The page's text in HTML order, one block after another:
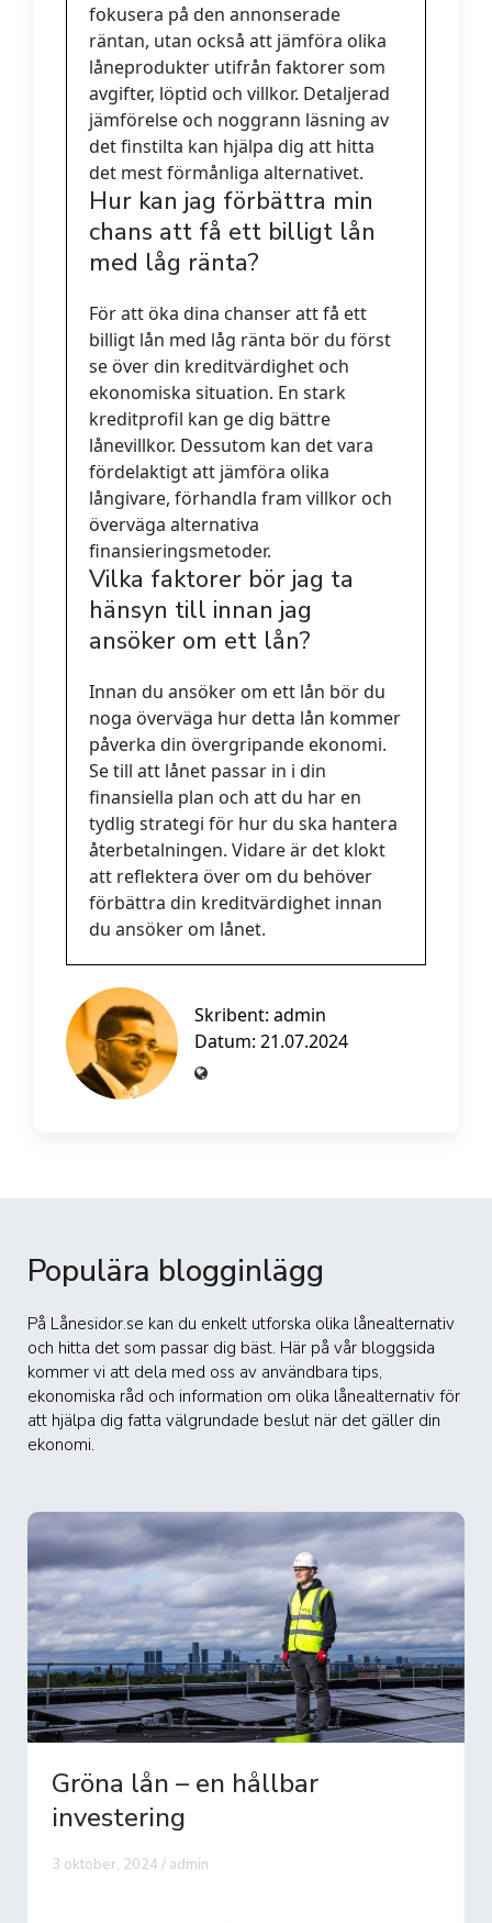
fokusera på den annonserade
räntan, utan också att jämföra olika
låneprodukter utifrån faktorer som
avgifter, löptid och villkor. Detaljerad
jämförelse och noggrann läsning av
det finstilta kan hjälpa dig att hitta
det mest förmånliga alternativet.
Hur kan jag förbättra min
chans att få ett billigt lån
med låg ränta?
För att öka dina chanser att få ett
billigt lån med låg ränta bör du först
se över din kreditvärdighet och
ekonomiska situation. En stark
kreditprofil kan ge dig bättre
lånevillkor. Dessutom kan det vara
fördelaktigt att jämföra olika
långivare, förhandla fram villkor och
överväga alternativa
finansieringsmetoder.
Vilka faktorer bör jag ta
hänsyn till innan jag
ansöker om ett lån?
Innan du ansöker om ett lån bör du
noga överväga hur detta lån kommer
påverka din övergripande ekonomi.
Se till att lånet passar in i din
finansiella plan och att du har en
tydlig strategi för hur du ska hantera
återbetalningen. Vidare är det klokt
att reflektera över om du behöver
förbättra din kreditvärdighet innan
du ansöker om lånet.
Skribent: admin
Datum: 21.07.2024
Populära blogginlägg
På Lånesidor.se kan du enkelt utforska olika lånealternativ
och hitta det som passar dig bäst. Här på vår bloggsida
kommer vi att dela med oss av användbara tips,
ekonomiska råd och information om olika lånealternativ för
att hjälpa dig fatta välgrundade beslut när det gäller din
ekonomi.
Gröna lån för solceller – en
smart ...
4 oktober, 2024 / admin